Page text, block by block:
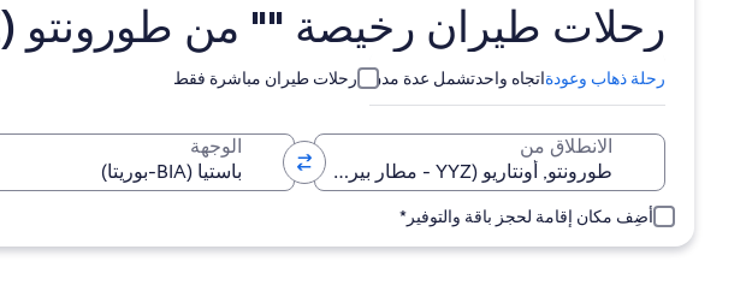
رحلات طيران رخيصة "" من طورونتو (YYZ) إلى باستيا (BIA)
رحلة ذهاب وعودةاتجاه واحدتشمل عدة مدن رحلات طيران مباشرة فقط
الانطلاق من الوجهة
أضِف مكان إقامة لحجز باقة والتوفير*